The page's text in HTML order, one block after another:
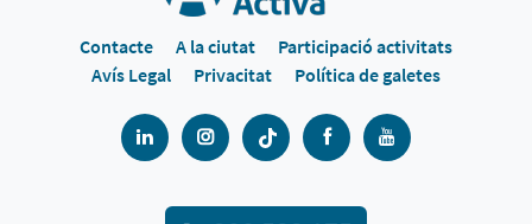
Contacte A la ciutat
Participació activitats
Avís Legal
Privacitat Política de galetes